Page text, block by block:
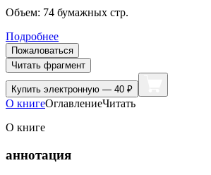
Объем: 74 бумажных стр.
Подробнее
Пожаловаться
Читать фрагмент
Купить электронную — 40 ₽
О книгеОглавлениеЧитать
О книге
аннотация